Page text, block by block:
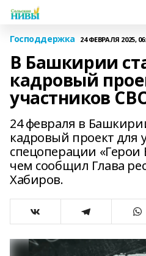
Господдержка 24 ФЕВРАЛЯ 2025,
В Башкирии
кадровый
участников
24 февраля в
кадровый проект для
спецоперации «Герои
чем сообщил Глава
Хабиров.